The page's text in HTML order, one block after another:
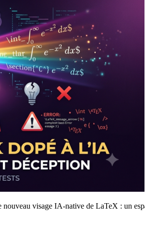
visage IA-native de LaTeX : un